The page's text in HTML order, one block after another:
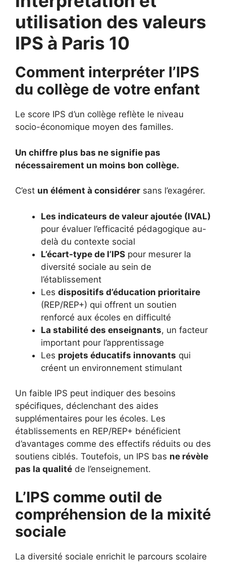
utilisation des valeurs
IPS à Paris 10
Comment interpréter l’IPS
du collège de votre enfant
Le score IPS d’un collège reflète le niveau
socio-économique moyen des familles.
Un chiffre plus bas ne signifie pas
nécessairement un moins bon collège.
C’est un élément à considérer sans l’exagérer.
Les indicateurs de valeur ajoutée (IVAL)
pour évaluer l’efficacité pédagogique au-
delà du contexte social
L’écart-type de l’IPS pour mesurer la
diversité sociale au sein de
l’établissement
Les dispositifs d’éducation prioritaire
(REP/REP+) qui offrent un soutien
renforcé aux écoles en difficulté
La stabilité des enseignants, un facteur
important pour l’apprentissage
Les projets éducatifs innovants qui
créent un environnement stimulant
Un faible IPS peut indiquer des besoins
spécifiques, déclenchant des aides
supplémentaires pour les écoles. Les
établissements en REP/REP+ bénéficient
d’avantages comme des effectifs réduits ou des
soutiens ciblés. Toutefois, un IPS bas ne révèle
pas la qualité de l’enseignement.
L’IPS comme outil de
compréhension de la mixité
sociale
La diversité sociale enrichit le parcours scolaire